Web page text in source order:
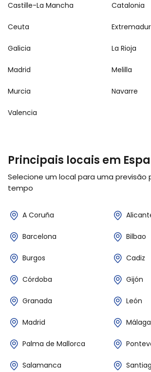
Castille-La Mancha Catalonia
Ceuta
Galicia La Rioja
Madrid Melilla
Murcia Navarre
Valencia
Principais locais em
Selecione um local para uma previsão
tempo
A Coruña
Barcelona Bilbao
Burgos Cadiz
Córdoba Gijón
Granada León
Madrid Málaga
Palma de Mallorca
Salamanca